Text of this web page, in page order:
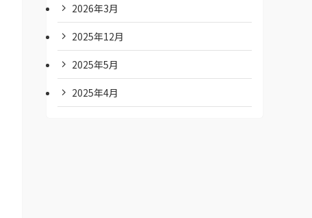
2026年3月
2025年12月
2025年5月
2025年4月